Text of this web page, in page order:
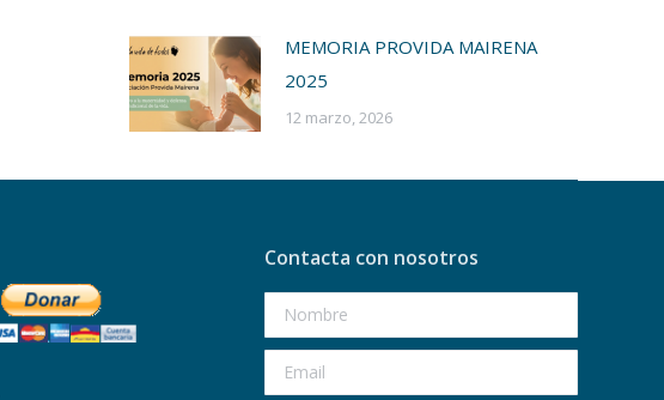
MEMORIA PROVIDA MAIRENA
2025
12 marzo, 2026
Contacta con nosotros